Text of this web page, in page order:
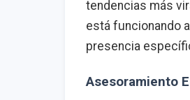
tendencias más
está funcionando
presencia
Asesoramiento